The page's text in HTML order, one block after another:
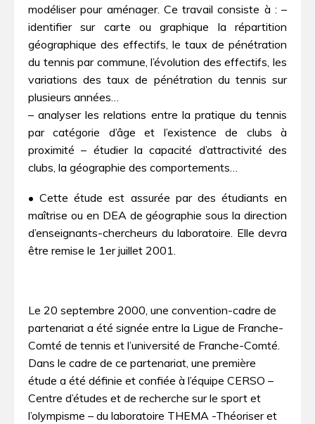
modéliser pour aménager. Ce travail consiste à : –
identifier sur carte ou graphique la répartition
géographique des effectifs, le taux de pénétration
du tennis par commune, l’évolution des effectifs, les
variations des taux de pénétration du tennis sur
plusieurs années…
– analyser les relations entre la pratique du tennis
par catégorie d’âge et l’existence de clubs à
proximité – étudier la capacité d’attractivité des
clubs, la géographie des comportements…
• Cette étude est assurée par des étudiants en
maîtrise ou en DEA de géographie sous la direction
d’enseignants-chercheurs du laboratoire. Elle devra
être remise le 1er juillet 2001.
Le 20 septembre 2000, une convention-cadre de
partenariat a été signée entre la Ligue de Franche-
Comté de tennis et l’université de Franche-Comté.
Dans le cadre de ce partenariat, une première
étude a été définie et confiée à l’équipe CERSO –
Centre d’études et de recherche sur le sport et
l’olympisme – du laboratoire THEMA -Théoriser et